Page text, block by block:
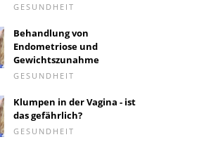
GESUNDHEIT
Behandlung von
Endometriose und
Gewichtszunahme
GESUNDHEIT
Klumpen in der Vagina - ist
das gefährlich?
GESUNDHEIT